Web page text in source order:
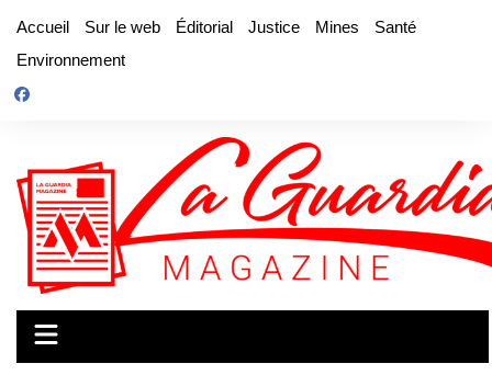
contenu
Accueil Sur le web Éditorial Justice Mines
Santé
Environnement